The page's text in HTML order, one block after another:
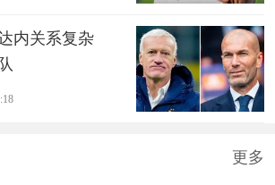
内关系复杂
更多